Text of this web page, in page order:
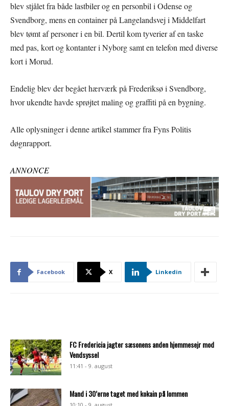
blev stjålet fra både lastbiler og en personbil i Odense og
Svendborg, mens en container på Langelandsvej i Middelfart
blev tømt af personer i en bil. Dertil kom tyverier af en taske
med pas, kort og kontanter i Nyborg samt en telefon med diverse
kort i Morud.
Endelig blev der begået hærværk på Frederiksø i Svendborg,
hvor ukendte havde sprøjtet maling og graffiti på en bygning.
Alle oplysninger i denne artikel stammer fra Fyns Politis
døgnrapport.
ANNONCE
Facebook X Linkedin
FC Fredericia jagter sæsonens anden hjemmesejr mod
Vendsyssel
11:41 - 9. august
Mand i 30’erne taget med kokain på lommen